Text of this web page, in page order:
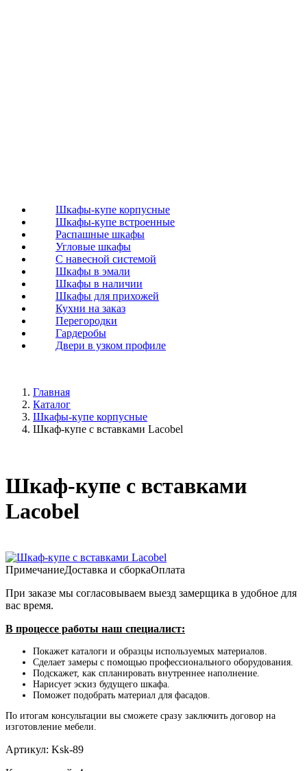
Шкафы-купе корпусные
Шкафы-купе встроенные
Распашные шкафы
Угловые шкафы
C навесной системой
Шкафы в эмали
Шкафы в наличии
Шкафы для прихожей
Кухни на заказ
Перегородки
Гардеробы
Двери в узком профиле
Главная
Каталог
Шкафы-купе корпусные
Шкаф-купе с вставками Lacobel
Шкаф-купе с вставками
Lacobel
ПримечаниеДоставка и сборкаОплата
При заказе мы согласовываем выезд замерщика в удобное для
вас время.
В процессе работы наш специалист:
Покажет каталоги и образцы используемых материалов.
Сделает замеры с помощью профессионального оборудования.
Подскажет, как спланировать внутреннее наполнение.
Нарисует эскиз будущего шкафа.
Поможет подобрать материал для фасадов.
По итогам консультации вы сможете сразу заключить договор на
изготовление мебели.
Артикул: Ksk-89